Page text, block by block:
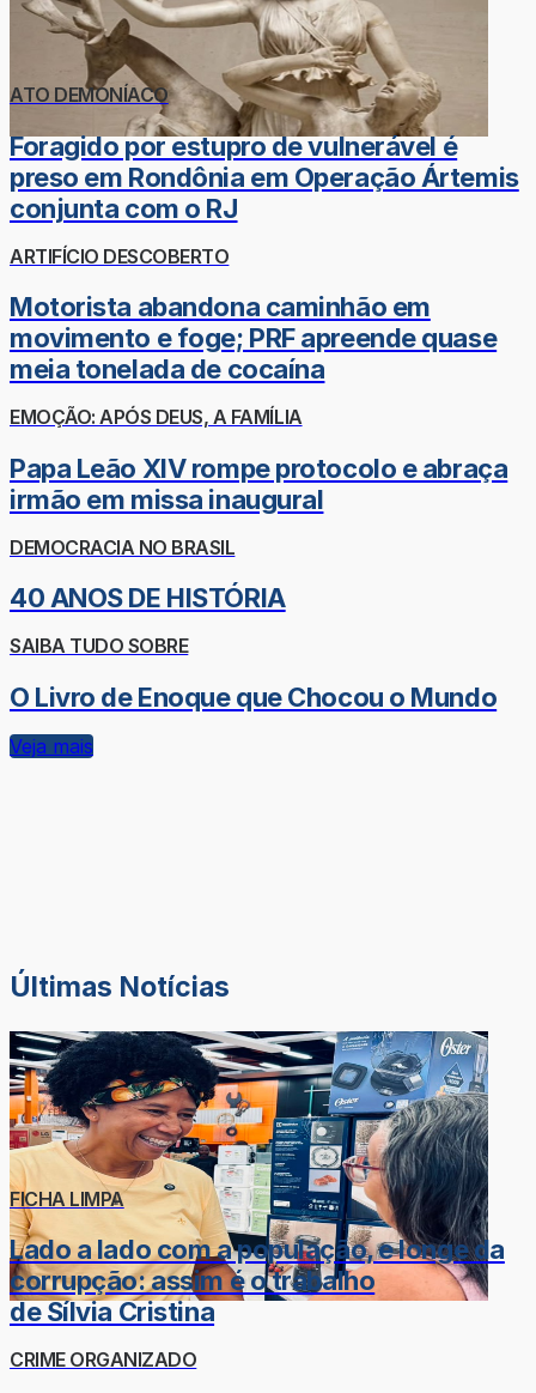
ATO DEMONÍACO
Foragido por estupro de vulnerável é
preso em Rondônia em Operação Ártemis
conjunta com o RJ
ARTIFÍCIO DESCOBERTO
Motorista abandona caminhão em
movimento e foge; PRF apreende quase
meia tonelada de cocaína
EMOÇÃO: APÓS DEUS, A FAMÍLIA
Papa Leão XIV rompe protocolo e abraça
irmão em missa inaugural
DEMOCRACIA NO BRASIL
40 ANOS DE HISTÓRIA
SAIBA TUDO SOBRE
O Livro de Enoque que Chocou o Mundo
Veja mais
Últimas Notícias
FICHA LIMPA
Lado a lado com a população, e longe da
corrupção: assim é o trabalho
de Sílvia Cristina
CRIME ORGANIZADO